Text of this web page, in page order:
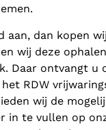
aan, dan kopen
wij deze
Daar ontvangt u
RDW
wij de
in te vullen op